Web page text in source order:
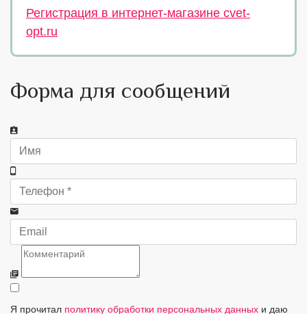
Регистрация в интернет-магазине cvet-
opt.ru
Форма для сообщений
Я прочитал политику обработки персональных данных и даю